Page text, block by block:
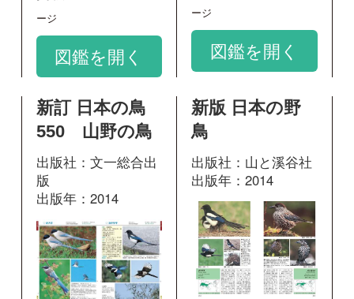
掲載ページ： 153
ページ
図鑑を開く
掲載ページ：458ペ
図鑑を開く
♪鳥くんの比べ
て識別野鳥図鑑
670 第3版
出版社：文一総合出
版
出版年：2020